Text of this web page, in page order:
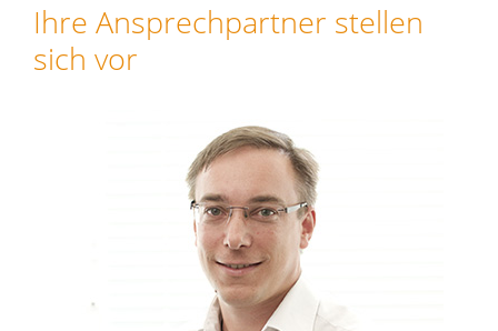
Ihre Ansprechpartner stellen
sich vor